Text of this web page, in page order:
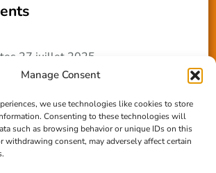
Manage Consent
we use technologies like cookies to store
Consenting to these technologies will
such as browsing behavior or unique IDs on this
withdrawing consent, may adversely affect certain
27 juillet 2025
Com
terre-paille